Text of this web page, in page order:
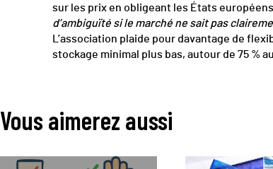
sur les prix en obligeant les États
d’ambiguïté si le marché ne sait pas
L’association plaide pour davantage de
stockage minimal plus bas, autour de 75 %
Vous aimerez aussi